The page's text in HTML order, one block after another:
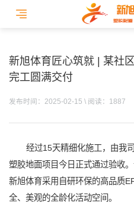
新旭体育匠心筑就 | 某社
完工圆满交付
发布时间：2025-02-15 \ 阅读：1887
经过15天精细化施工，由我
塑胶地面项目今日正式通过验收
新旭体育采用自研环保的高品质
全、美观的全龄化活动空间。